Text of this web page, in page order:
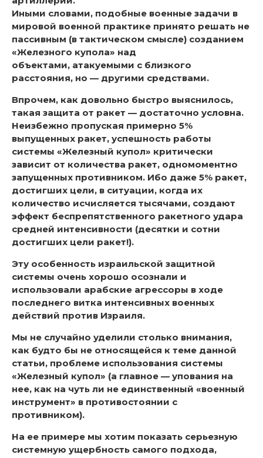
Иными словами, подобные военные задачи в
мировой военной практике принято решать не
пассивным (в тактическом смысле) созданием
«Железного купола» над
объектами, атакуемыми с близкого
расстояния, но — другими средствами.
Впрочем, как довольно быстро выяснилось,
такая защита от ракет — достаточно условна.
Неизбежно пропуская примерно 5%
выпущенных ракет, успешность работы
системы «Железный купол» критически
зависит от количества ракет, одномоментно
запущенных противником. Ибо даже 5% ракет,
достигших цели, в ситуации, когда их
количество исчисляется тысячами, создают
эффект беспрепятственного ракетного удара
средней интенсивности (десятки и сотни
достигших цели ракет!).
Эту особенность израильской защитной
системы очень хорошо осознали и
использовали арабские агрессоры в ходе
последнего витка интенсивных военных
действий против Израиля.
Мы не случайно уделили столько внимания,
как будто бы не относящейся к теме данной
статьи, проблеме использования системы
«Железный купол» (а главное — упования на
нее, как на чуть ли не единственный «военный
инструмент» в противостоянии с
противником).
На ее примере мы хотим показать серьезную
системную ущербность самого подхода,